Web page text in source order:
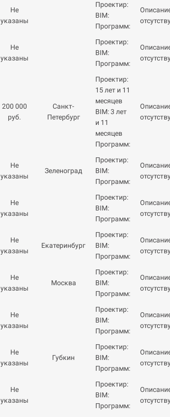
Не
указаны
Проектир:
BIM:
Программ:
Не
указаны
Проектир:
BIM:
Программ:
200 000
руб.
Санкт-
Петербург
Проектир:
15 лет и 11
месяцев
BIM: 3 лет
и 11
месяцев
Программ:
Не
указаны
Зеленоград
Проектир:
BIM:
Программ:
Не
указаны
Проектир:
BIM:
Программ:
Не
указаны
Екатеринбург
Проектир:
BIM:
Программ:
Не
указаны
Москва
Проектир:
BIM:
Программ:
Не
указаны
Проектир:
BIM:
Программ:
Не
указаны
Губкин
Проектир:
BIM:
Программ:
Не
указаны
Проектир:
BIM:
Программ: